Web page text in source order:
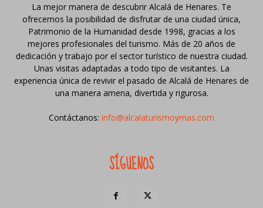
La mejor manera de descubrir Alcalá de Henares. Te
ofrecemos la posibilidad de disfrutar de una ciudad única,
Patrimonio de la Humanidad desde 1998, gracias a los
mejores profesionales del turismo. Más de 20 años de
dedicación y trabajo por el sector turístico de nuestra ciudad.
Unas visitas adaptadas a todo tipo de visitantes. La
experiencia única de revivir el pasado de Alcalá de Henares de
una manera amena, divertida y rigurosa.
Contáctanos: info@alcalaturismoymas.com
SÍGUENOS